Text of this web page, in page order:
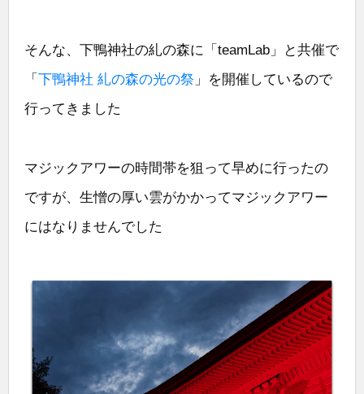
そんな、下鴨神社の糺の森に「teamLab」と共催で
「 下鴨神社 糺の森の光の祭 」を開催しているので
行ってきました
マジックアワーの時間帯を狙って早めに行ったの
ですが、生憎の厚い雲がかかってマジックアワー
にはなりませんでした